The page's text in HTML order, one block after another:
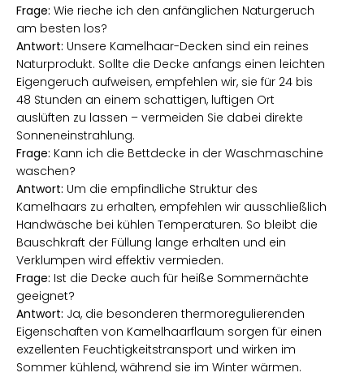
Frage: Wie rieche ich den anfänglichen Naturgeruch
am besten los?
Antwort: Unsere Kamelhaar-Decken sind ein reines
Naturprodukt. Sollte die Decke anfangs einen leichten
Eigengeruch aufweisen, empfehlen wir, sie für 24 bis
48 Stunden an einem schattigen, luftigen Ort
auslüften zu lassen – vermeiden Sie dabei direkte
Sonneneinstrahlung.
Frage: Kann ich die Bettdecke in der Waschmaschine
waschen?
Antwort: Um die empfindliche Struktur des
Kamelhaars zu erhalten, empfehlen wir ausschließlich
Handwäsche bei kühlen Temperaturen. So bleibt die
Bauschkraft der Füllung lange erhalten und ein
Verklumpen wird effektiv vermieden.
Frage: Ist die Decke auch für heiße Sommernächte
geeignet?
Antwort: Ja, die besonderen thermoregulierenden
Eigenschaften von Kamelhaarflaum sorgen für einen
exzellenten Feuchtigkeitstransport und wirken im
Sommer kühlend, während sie im Winter wärmen.